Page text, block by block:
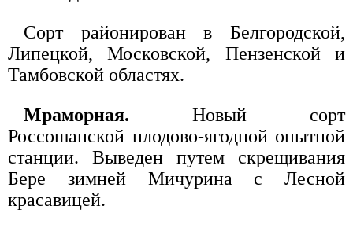
Сорт районирован в Белгородской,
Липецкой, Московской, Пензенской и
Тамбовской областях.
Мраморная. Новый сорт
Россошанской плодово-ягодной опытной
станции. Выведен путем скрещивания
Бере зимней Мичурина с Лесной
красавицей.